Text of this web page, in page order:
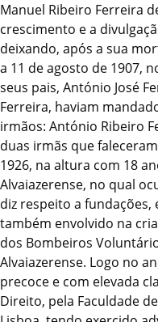
Manuel Ribeiro Ferreira
crescimento e a
deixando, após a sua
a 11 de agosto de 1907,
seus pais, António José
Ferreira, haviam
irmãos: António Ribeiro
duas irmãs que
1926, na altura com 18
Alvaiazerense, no qual
diz respeito a fundações,
também envolvido na
dos Bombeiros
Alvaiazerense. Logo no
precoce e com elevada
Direito, pela Faculdade